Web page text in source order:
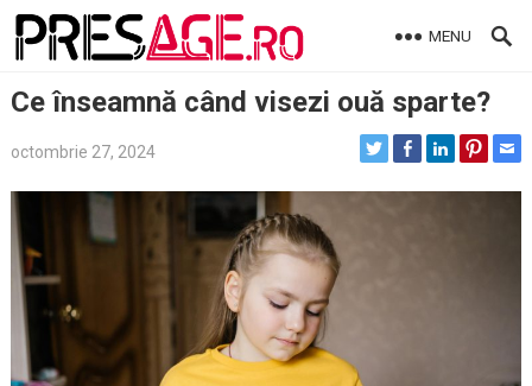
Skip
MENU
Ce înseamnă când visezi ouă sparte?
octombrie 27, 2024